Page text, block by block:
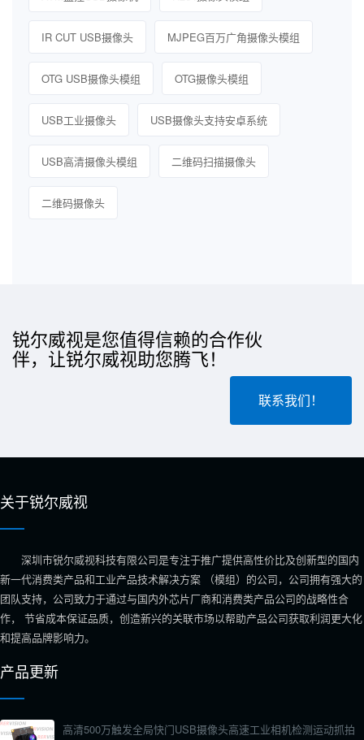
IR CUT USB摄像头 MJPEG百万广角摄像头模组
OTG USB摄像头模组 OTG摄像头模组
USB工业摄像头 USB摄像头支持安卓系统
USB高清摄像头模组 二维码扫描摄像头
二维码摄像头
锐尔威视是您值得信赖的合作伙
伴，让锐尔威视助您腾飞！
联系我们！
关于锐尔威视
深圳市锐尔威视科技有限公司是专注于推广提供高性价比及创新型的国内
新一代消费类产品和工业产品技术解决方案 （模组）的公司，公司拥有强大的
团队支持，公司致力于通过与国内外芯片厂商和消费类产品公司的战略性合
作， 节省成本保证品质，创造新兴的关联市场以帮助产品公司获取利润更大化
和提高品牌影响力。
产品更新
高清500万触发全局快门USB摄像头高速工业相机检测运动抓拍